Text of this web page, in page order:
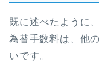
既に述べたように
為替手数料は、他
いです。